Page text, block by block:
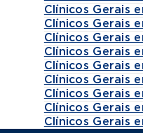
Clínicos Gerais
Clínicos Gerais
Clínicos Gerais
Clínicos Gerais
Clínicos Gerais
Clínicos Gerais
Clínicos Gerais
Clínicos Gerais
Clínicos Gerais